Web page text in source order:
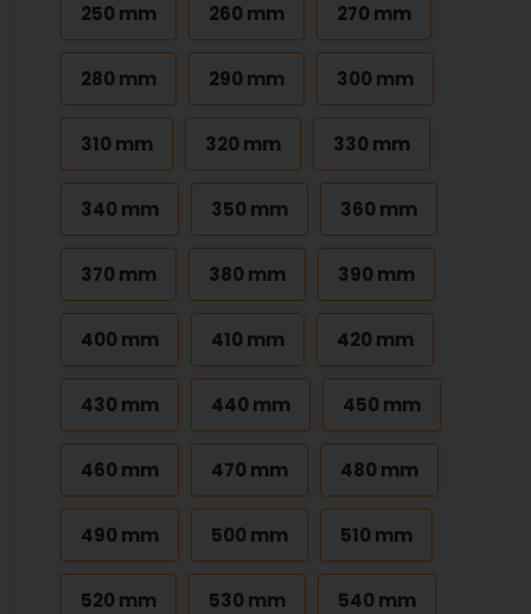
250 mm 260 mm 270 mm
280 mm 290 mm 300 mm
310 mm 320 mm 330 mm
340 mm 350 mm 360 mm
370 mm 380 mm 390 mm
400 mm 410 mm 420 mm
430 mm 440 mm 450 mm
460 mm 470 mm 480 mm
490 mm 500 mm 510 mm
520 mm 530 mm 540 mm